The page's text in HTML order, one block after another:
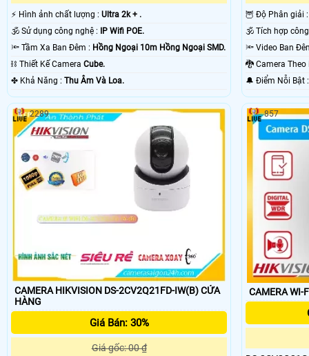
️⚡ Hình ảnh chất lượng : Ultra 2k + .
🕉️ Sử dụng công nghệ :
IP Wifi POE.
🔦 Tầm Xa Ban Đêm : Hồng Ngoại 10m Hồng Ngoại SMD.
⛓ Thiết Kế Camera Cube.
️✤ Khả Năng : Thu Âm Và Loa.
🦉 Độ Phân giải :
🐉️ Camera
️🔔 Điểm Nỗi Bật :
CAMERA HIKVISION DS-2CV2Q21FD-IW(B) CỬA
HÀNG
Giá Bán: 30%
Giá gốc: 00 ₫
2289
CAMERA WI-
857